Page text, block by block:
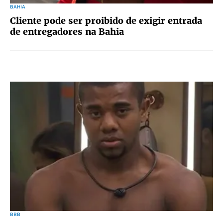
BAHIA
Cliente pode ser proibido de exigir entrada
de entregadores na Bahia
BBB